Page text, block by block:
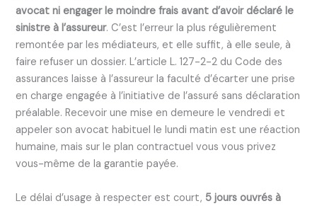
avocat ni engager le moindre frais avant d’avoir déclaré le
sinistre à l’assureur. C’est l’erreur la plus régulièrement
remontée par les médiateurs, et elle suffit, à elle seule, à
faire refuser un dossier. L’article L. 127-2-2 du Code des
assurances laisse à l’assureur la faculté d’écarter une prise
en charge engagée à l’initiative de l’assuré sans déclaration
préalable. Recevoir une mise en demeure le vendredi et
appeler son avocat habituel le lundi matin est une réaction
humaine, mais sur le plan contractuel vous vous privez
vous-même de la garantie payée.
Le délai d’usage à respecter est court, 5 jours ouvrés à